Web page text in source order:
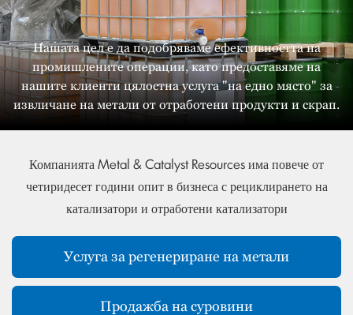
Нашата цел е да подобряваме ефективността на
промишлените операции, като предоставяме на
нашите клиенти цялостна услуга "на едно място" за
извличане на метали от отработени продукти и скрап.
Компанията Metal & Catalyst Resources има повече от
четиридесет години опит в бизнеса с рециклирането на
катализатори и отработени катализатори
Услуга за регенериране на метали
Продажба на суровини